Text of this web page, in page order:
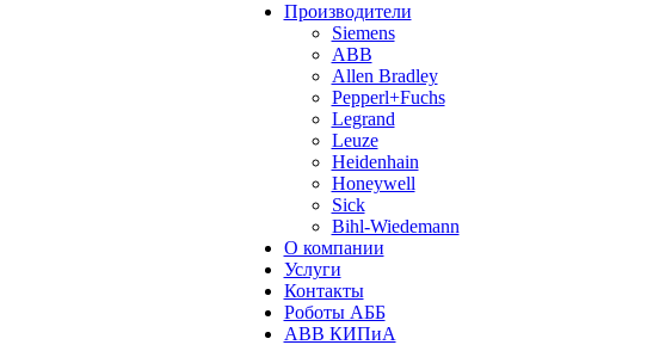
Производители
Siemens
ABB
Allen Bradley
Pepperl+Fuchs
Legrand
Leuze
Heidenhain
Honeywell
Sick
Bihl-Wiedemann
О компании
Услуги
Контакты
Роботы АББ
ABB КИПиА